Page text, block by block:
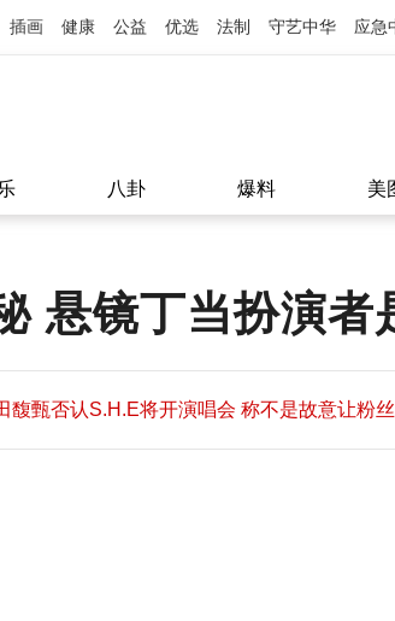
插画 健康 公益 优选 法制 守艺中华 应急
八卦 爆料 美
悬镜丁当扮演者
馥甄否认S.H.E将开演唱会 称不是故意让粉
11:08
馥甄否认S.H.E将开演唱会 称不是故意让粉